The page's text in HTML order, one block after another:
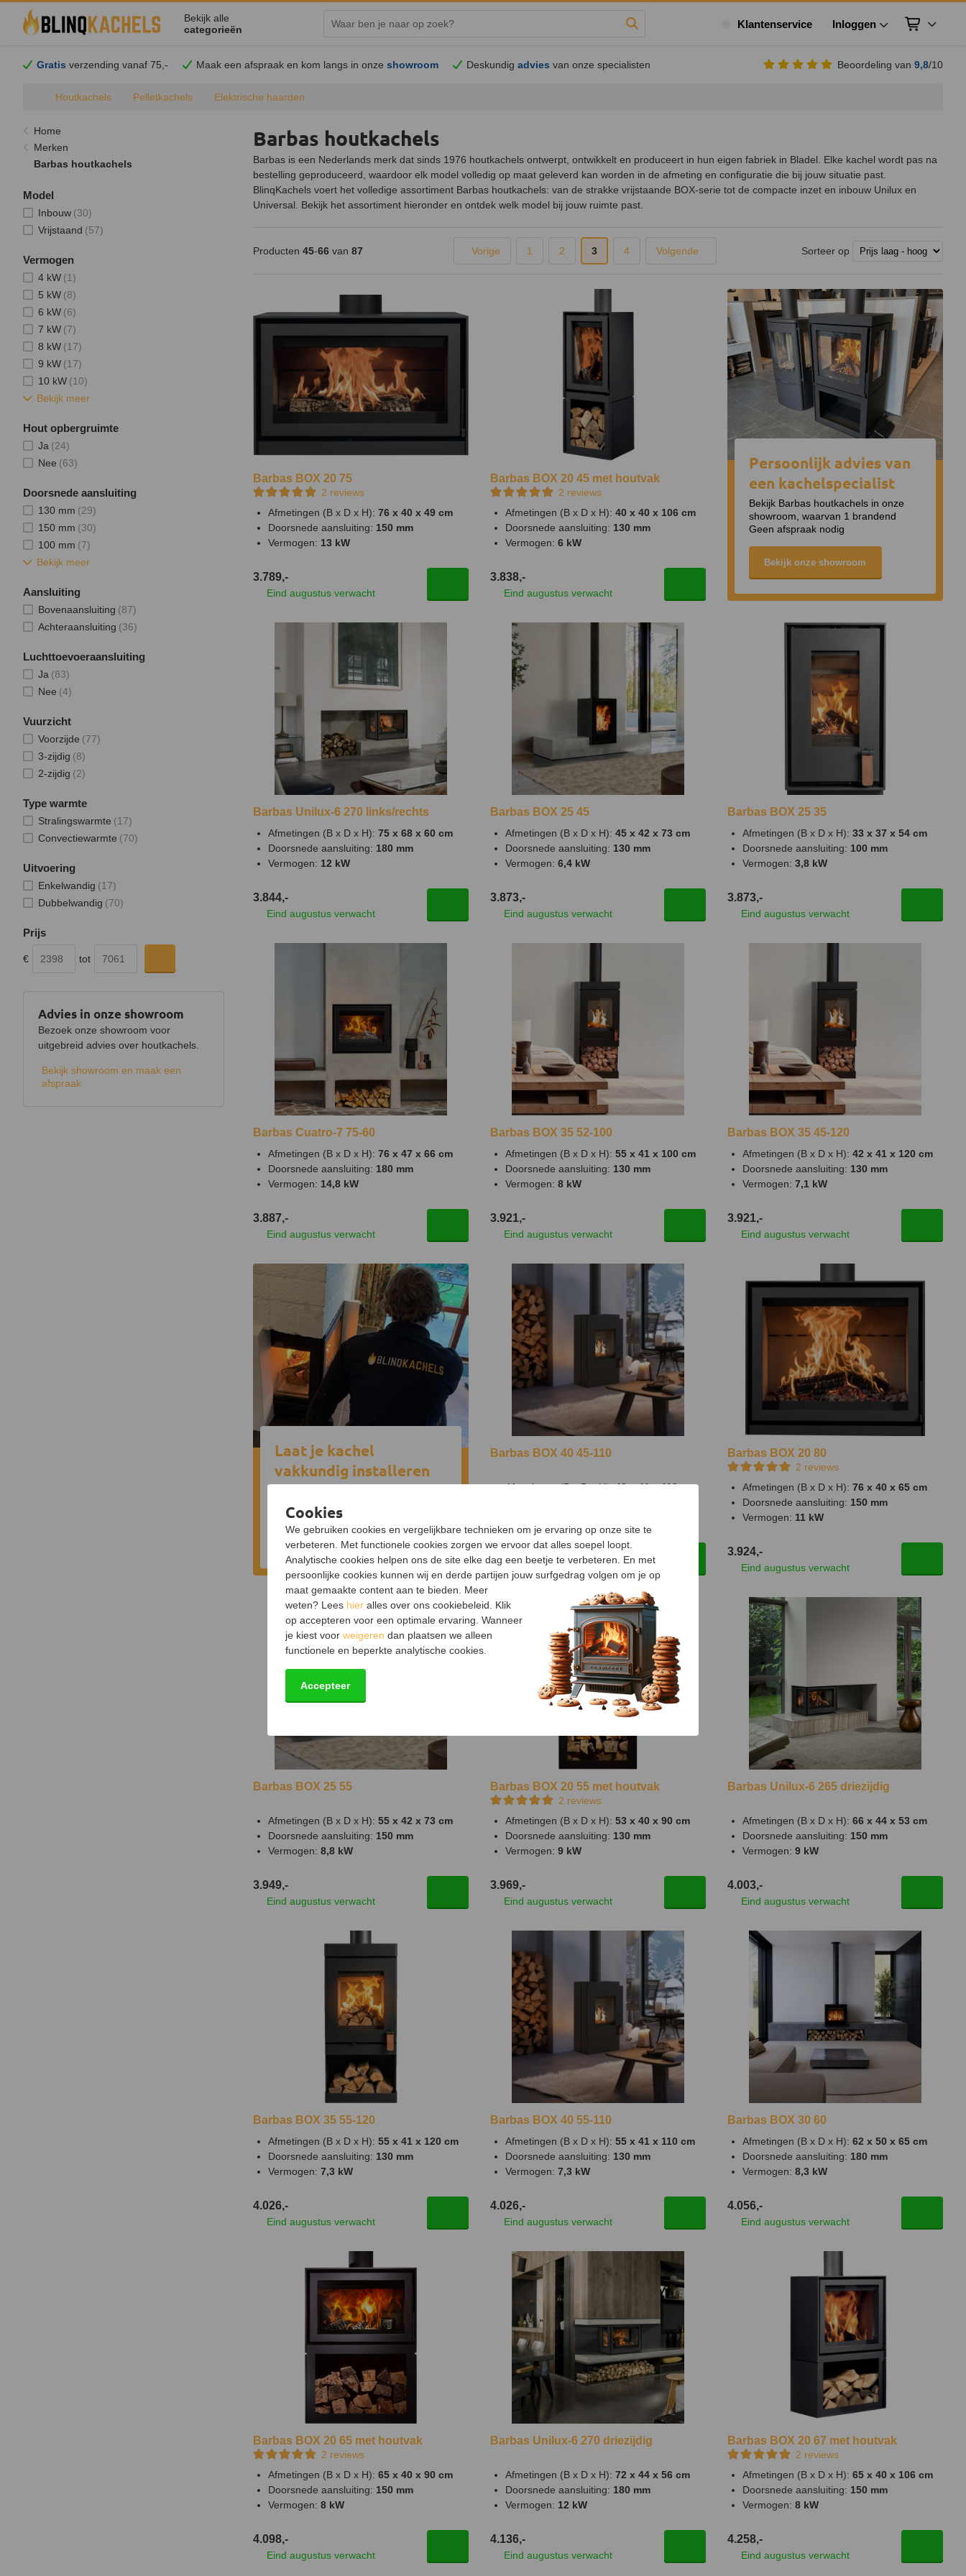
Bekijk alle
categorieën
Klantenservice Inloggen Winkelwagen
Gratis verzending vanaf 75,- Maak een afspraak en kom langs in onzeshowroom Deskundigadvies van onze specialisten Beoordeling van 9,8/10
Houtkachels Pelletkachels Elektrische haarden
Home
Merken
Barbas houtkachels
Barbas houtkachels
Barbas is een Nederlands merk dat sinds 1976 houtkachels ontwerpt, ontwikkelt en produceert in hun eigen fabriek in Bladel. Elke kachel wordt pas na
bestelling geproduceerd, waardoor elk model volledig op maat geleverd kan worden in de afmeting en configuratie die bij jouw situatie past.
BlinqKachels voert het volledige assortiment Barbas houtkachels: van de strakke vrijstaande BOX-serie tot de compacte inzet en inbouw Unilux en
Universal. Bekijk het assortiment hieronder en ontdek welk model bij jouw ruimte past.
Producten 45-66 van 87 Vorige 1 2 3 4 Volgende Sorteer op
Barbas BOX 20 75
2 reviews
Afmetingen (B x D x H):76 x 40 x 49 cm
Doorsnede aansluiting: 150 mm
Vermogen: 13 kW
3.789,-
Eind augustus verwacht
Barbas BOX 20 45 met houtvak
2 reviews
Afmetingen (B x D x H):40 x 40 x 106 cm
Doorsnede aansluiting: 130 mm
Vermogen:6 kW
3.838,-
Eind augustus verwacht
Persoonlijk advies van
een kachelspecialist
Bekijk Barbas houtkachels in onze
showroom, waarvan 1 brandend
Geen afspraak nodig
Bekijk onze showroom
Barbas Unilux-6 270 links/rechts
Afmetingen (B x D x H):75 x 68 x 60 cm
Doorsnede aansluiting: 180 mm
Vermogen: 12 kW
3.844,-
Eind augustus verwacht
Barbas BOX 25 45
Afmetingen (B x D x H):45 x 42 x 73 cm
Doorsnede aansluiting: 130 mm
Vermogen:6,4 kW
3.873,-
Eind augustus verwacht
Barbas BOX 25 35
Afmetingen (B x D x H):33 x 37 x 54 cm
Doorsnede aansluiting: 100 mm
Vermogen:3,8 kW
3.873,-
Eind augustus verwacht
Barbas Cuatro-7 75-60
Afmetingen (B x D x H):76 x 47 x 66 cm
Doorsnede aansluiting: 180 mm
Vermogen: 14,8 kW
3.887,-
Eind augustus verwacht
Barbas BOX 35 52-100
Afmetingen (B x D x H):55 x 41 x 100 cm
Doorsnede aansluiting: 130 mm
Vermogen:8 kW
3.921,-
Eind augustus verwacht
Barbas BOX 35 45-120
Afmetingen (B x D x H):42 x 41 x 120 cm
Doorsnede aansluiting: 130 mm
Vermogen:7,1 kW
3.921,-
Eind augustus verwacht
Laat je kachel
vakkundig installeren
Bekijk onze installatieservice
Barbas BOX 40 45-110
Afmetingen (B x D x H):42 x 41 x 110 cm
3.921,-
Eind augustus verwacht
Barbas BOX 20 80
2 reviews
Afmetingen (B x D x H):76 x 40 x 65 cm
Doorsnede aansluiting: 150 mm
Vermogen: 11 kW
3.924,-
Eind augustus verwacht
Barbas BOX 25 55
Afmetingen (B x D x H):55 x 42 x 73 cm
Doorsnede aansluiting: 150 mm
Vermogen:8,8 kW
3.949,-
Eind augustus verwacht
Barbas BOX 20 55 met houtvak
2 reviews
Afmetingen (B x D x H):53 x 40 x 90 cm
Doorsnede aansluiting: 130 mm
Vermogen:9 kW
3.969,-
Eind augustus verwacht
Barbas Unilux-6 265 driezijdig
Afmetingen (B x D x H):66 x 44 x 53 cm
Doorsnede aansluiting: 150 mm
Vermogen:9 kW
4.003,-
Eind augustus verwacht
Barbas BOX 35 55-120
Afmetingen (B x D x H):55 x 41 x 120 cm
Doorsnede aansluiting: 130 mm
Vermogen:7,3 kW
4.026,-
Eind augustus verwacht
Barbas BOX 40 55-110
Afmetingen (B x D x H):55 x 41 x 110 cm
Doorsnede aansluiting: 130 mm
Vermogen:7,3 kW
4.026,-
Eind augustus verwacht
Barbas BOX 30 60
Afmetingen (B x D x H):62 x 50 x 65 cm
Doorsnede aansluiting: 180 mm
Vermogen:8,3 kW
4.056,-
Eind augustus verwacht
Barbas BOX 20 65 met houtvak
2 reviews
Afmetingen (B x D x H):65 x 40 x 90 cm
Doorsnede aansluiting: 150 mm
Vermogen:8 kW
4.098,-
Eind augustus verwacht
Barbas Unilux-6 270 driezijdig
Afmetingen (B x D x H):72 x 44 x 56 cm
Doorsnede aansluiting: 180 mm
Vermogen: 12 kW
4.136,-
Eind augustus verwacht
Barbas BOX 20 67 met houtvak
2 reviews
Afmetingen (B x D x H):65 x 40 x 106 cm
Doorsnede aansluiting: 150 mm
Vermogen:8 kW
4.258,-
Eind augustus verwacht
Model
Inbouw (30)
Vrijstaand (57)
Vermogen
4 kW (1)
5 kW (8)
6 kW (6)
7 kW (7)
8 kW (17)
9 kW (17)
10 kW (10)
Bekijk meer
Hout opbergruimte
Ja (24)
Nee (63)
Doorsnede aansluiting
130 mm (29)
150 mm (30)
100 mm (7)
Bekijk meer
Aansluiting
Bovenaansluiting (87)
Achteraansluiting (36)
Luchttoevoeraansluiting
Ja (83)
Nee (4)
Vuurzicht
Voorzijde (77)
3-zijdig (8)
2-zijdig (2)
Type warmte
Stralingswarmte (17)
Convectiewarmte (70)
Uitvoering
Enkelwandig (17)
Dubbelwandig (70)
Prijs
€ tot
Advies in onze showroom
Bezoek onze showroom voor
uitgebreid advies over houtkachels.
Bekijk showroom en maak een
afspraak
Cookies
We gebruiken cookies en vergelijkbare technieken om je ervaring op onze site te
verbeteren. Met functionele cookies zorgen we ervoor dat alles soepel loopt.
Analytische cookies helpen ons de site elke dag een beetje te verbeteren. En met
persoonlijke cookies kunnen wij en derde partijen jouw surfgedrag volgen om je op
maat gemaakte content aan te bieden. Meer
weten? Lees hier alles over ons cookiebeleid. Klik
op accepteren voor een optimale ervaring. Wanneer
je kiest voor weigeren dan plaatsen we alleen
functionele en beperkte analytische cookies.
Accepteer